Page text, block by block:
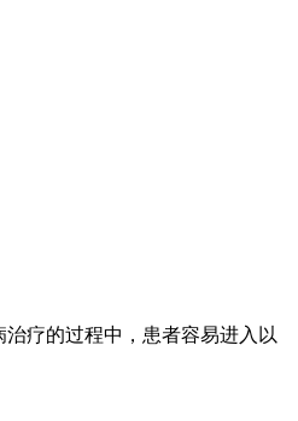
疗的过程中，患者容易进入以